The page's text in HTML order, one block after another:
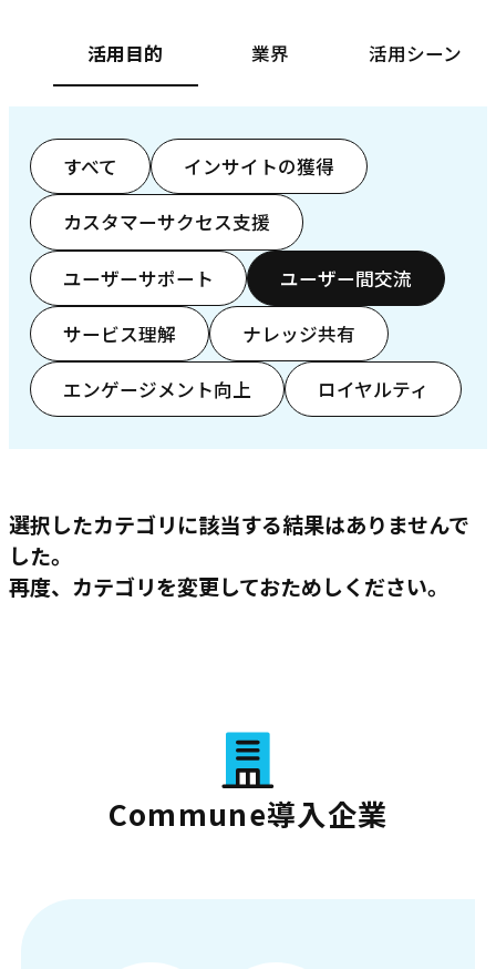
活用目的 業界 活用シーン
すべて インサイトの獲得
カスタマーサクセス支援
ユーザーサポート ユーザー間交流
サービス理解 ナレッジ共有
エンゲージメント向上 ロイヤルティ
選択したカテゴリに該当する結果はありませんで
した。
再度、カテゴリを変更しておためしください。
Commune導入企業